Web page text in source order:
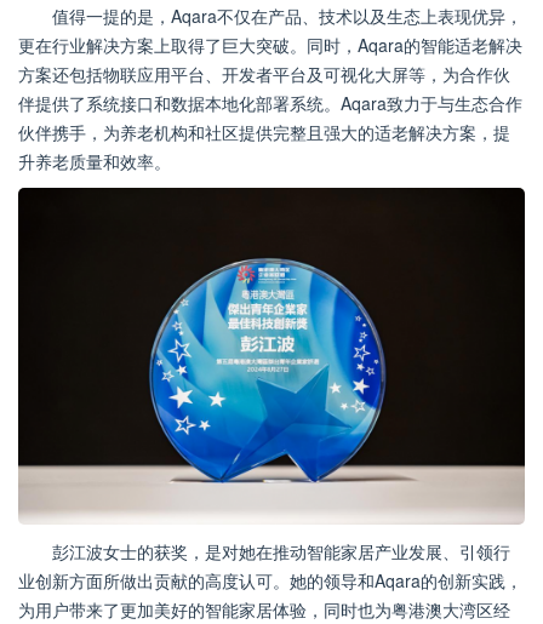
值得一提的是，Aqara不仅在产品、技术以及生态上表现优异，
更在行业解决方案上取得了巨大突破。同时，Aqara的智能适老解决
方案还包括物联应用平台、开发者平台及可视化大屏等，为合作伙
伴提供了系统接口和数据本地化部署系统。Aqara致力于与生态合作
伙伴携手，为养老机构和社区提供完整且强大的适老解决方案，提
升养老质量和效率。
彭江波女士的获奖，是对她在推动智能家居产业发展、引领行
业创新方面所做出贡献的高度认可。她的领导和Aqara的创新实践，
为用户带来了更加美好的智能家居体验，同时也为粤港澳大湾区经